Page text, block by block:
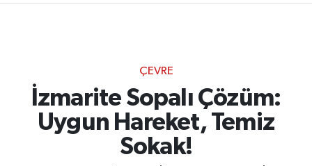
ÇEVRE
İzmarite Sopalı Çözüm:
Uygun Hareket, Temiz
Sokak!